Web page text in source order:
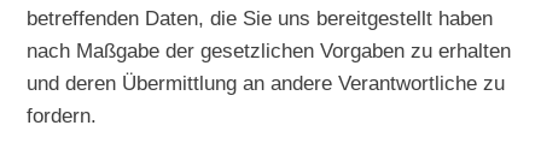
betreffenden Daten, die Sie uns bereitgestellt haben
nach Maßgabe der gesetzlichen Vorgaben zu erhalten
und deren Übermittlung an andere Verantwortliche zu
fordern.